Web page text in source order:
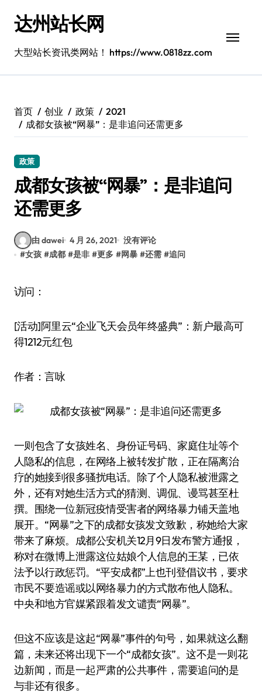
达州站长网
大型站长资讯类网站！ https://www.0818zz.com
首页 创业 政策
2021
成都女孩被“网暴”：是非追问还需更多
政策
成都女孩被“网暴”：是非追问
还需更多
由 dawei 4 月 26, 2021 没有评论
#女孩 #成都 #是非 #更多 #网暴 #还需 #追问
访问：
[活动]阿里云“企业飞天会员年终盛典”：新户最高可
得1212元红包
作者：言咏
一则包含了女孩姓名、身份证号码、家庭住址等个
人隐私的信息，在网络上被转发扩散，正在隔离治
疗的她接到很多骚扰电话。除了个人隐私被泄露之
外，还有对她生活方式的猜测、调侃、谩骂甚至杜
撰。围绕一位新冠疫情受害者的网络暴力铺天盖地
展开。“网暴”之下的成都女孩发文致歉，称她给大家
带来了麻烦。成都公安机关12月9日发布警方通报，
称对在微博上泄露这位姑娘个人信息的王某，已依
法予以行政惩罚。“平安成都”上也刊登倡议书，要求
市民不要造谣或以网络暴力的方式散布他人隐私。
中央和地方官媒紧跟着发文谴责“网暴”。
但这不应该是这起“网暴”事件的句号，如果就这么翻
篇，未来还将出现下一个“成都女孩”。这不是一则花
边新闻，而是一起严肃的公共事件，需要追问的是
与非还有很多。